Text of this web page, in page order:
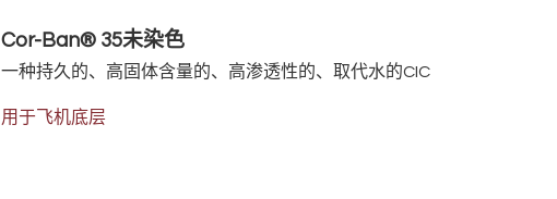
Cor-Ban® 35未染色
一种持久的、高固体含量的、高渗透性的、取代水的CIC
用于飞机底层